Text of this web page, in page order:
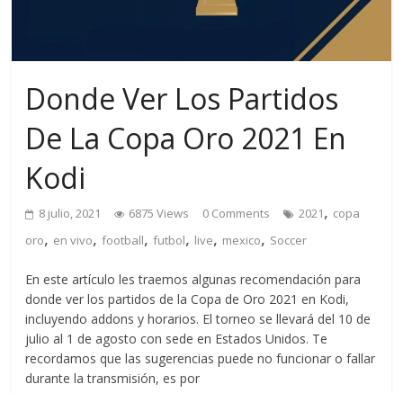
Donde Ver Los Partidos
De La Copa Oro 2021 En
Kodi
8 julio, 2021 6875 Views 0 Comments 2021, copa
oro, en vivo,football,futbol, live, mexico, Soccer
En este artículo les traemos algunas recomendación para
donde ver los partidos de la Copa de Oro 2021 en Kodi,
incluyendo addons y horarios. El torneo se llevará del 10 de
julio al 1 de agosto con sede en Estados Unidos. Te
recordamos que las sugerencias puede no funcionar o fallar
durante la transmisión, es por